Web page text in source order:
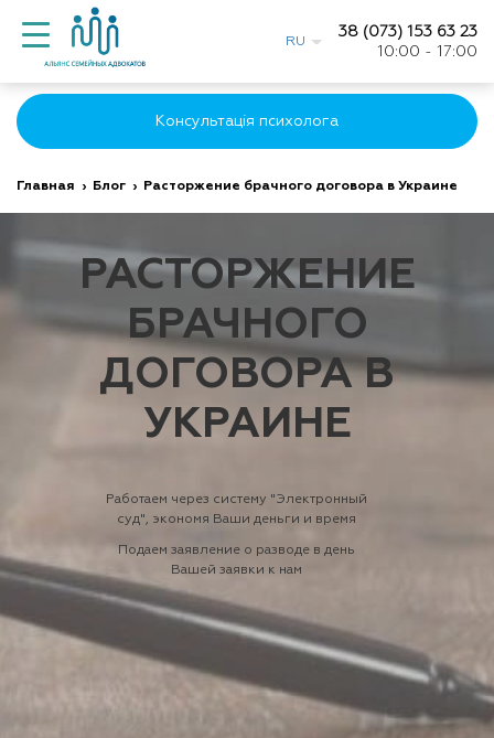
RU
38 (073) 153 63 23
10:00 - 17:00
Консультація психолога
Главная › Блог › Расторжение брачного договора в Украине
РАСТОРЖЕНИЕ
БРАЧНОГО
ДОГОВОРА В
УКРАИНЕ
Работаем через систему "Электронный
суд", экономя Ваши деньги и время
Подаем заявление о разводе в день
Вашей заявки к нам